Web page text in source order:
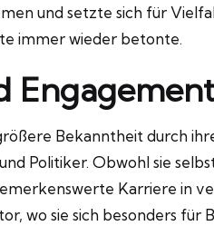
und setzte sich für
immer wieder betonte.
Bekanntheit durch
Politiker. Obwohl sie
Karriere in
wo sie sich besonders